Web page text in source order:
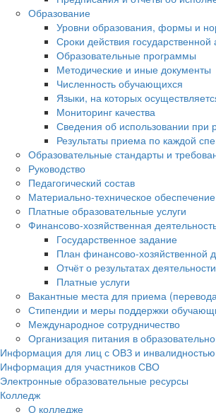
Образование
Уровни образования, формы и
Сроки действия
Образовательные программы
Методические и иные документы
Численность обучающихся
Языки, на которых
Мониторинг качества
Сведения об использовании при
Результаты приема по каждой
Образовательные стандарты и
Руководство
Педагогический состав
Материально-техническое
Платные образовательные услуги
Финансово-хозяйственная
Государственное задание
План финансово-хозяйственной
Отчёт о результатах
Платные услуги
Вакантные места для приема
Стипендии и меры поддержки
Международное сотрудничество
Организация питания в
Информация для лиц с ОВЗ и инвалидностью
Информация для участников СВО
Электронные образовательные ресурсы
Колледж
О колледже